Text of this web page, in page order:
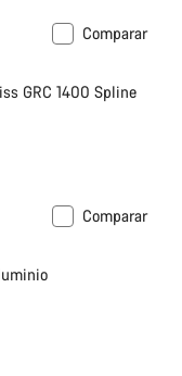
Comparar
GRC 1400 Spline
Comparar